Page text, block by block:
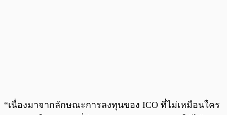
“เนื่องมาจากลักษณะการลงทุนของ ICO ที่ไม่เหมือนใคร